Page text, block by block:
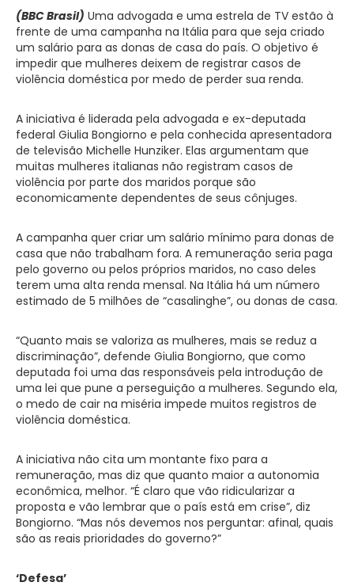
(BBC Brasil) Uma advogada e uma estrela de TV estão à
frente de uma campanha na Itália para que seja criado
um salário para as donas de casa do país. O objetivo é
impedir que mulheres deixem de registrar casos de
violência doméstica por medo de perder sua renda.
A iniciativa é liderada pela advogada e ex-deputada
federal Giulia Bongiorno e pela conhecida apresentadora
de televisão Michelle Hunziker. Elas argumentam que
muitas mulheres italianas não registram casos de
violência por parte dos maridos porque são
economicamente dependentes de seus cônjuges.
A campanha quer criar um salário mínimo para donas de
casa que não trabalham fora. A remuneração seria paga
pelo governo ou pelos próprios maridos, no caso deles
terem uma alta renda mensal. Na Itália há um número
estimado de 5 milhões de “casalinghe”, ou donas de casa.
“Quanto mais se valoriza as mulheres, mais se reduz a
discriminação”, defende Giulia Bongiorno, que como
deputada foi uma das responsáveis pela introdução de
uma lei que pune a perseguição a mulheres. Segundo ela,
o medo de cair na miséria impede muitos registros de
violência doméstica.
A iniciativa não cita um montante fixo para a
remuneração, mas diz que quanto maior a autonomia
econômica, melhor. “É claro que vão ridicularizar a
proposta e vão lembrar que o país está em crise”, diz
Bongiorno. “Mas nós devemos nos perguntar: afinal, quais
são as reais prioridades do governo?”
‘Defesa’